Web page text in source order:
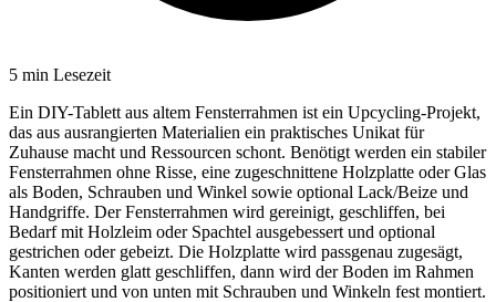
5 min Lesezeit
Ein DIY-Tablett aus altem Fensterrahmen ist ein Upcycling-Projekt,
das aus ausrangierten Materialien ein praktisches Unikat für
Zuhause macht und Ressourcen schont. Benötigt werden ein stabiler
Fensterrahmen ohne Risse, eine zugeschnittene Holzplatte oder Glas
als Boden, Schrauben und Winkel sowie optional Lack/Beize und
Handgriffe. Der Fensterrahmen wird gereinigt, geschliffen, bei
Bedarf mit Holzleim oder Spachtel ausgebessert und optional
gestrichen oder gebeizt. Die Holzplatte wird passgenau zugesägt,
Kanten werden glatt geschliffen, dann wird der Boden im Rahmen
positioniert und von unten mit Schrauben und Winkeln fest montiert.